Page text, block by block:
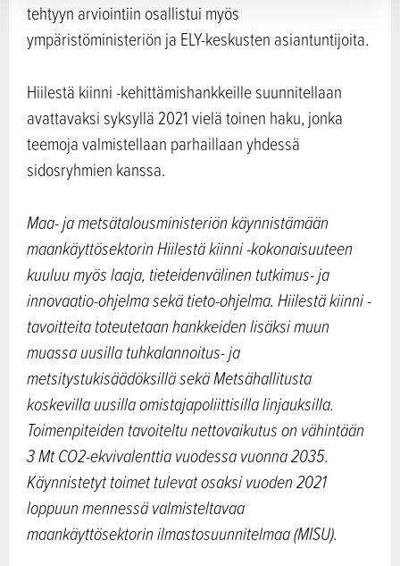
tehtyyn arviointiin osallistui myös
ympäristöministeriön ja ELY-keskusten asiantuntijoita.
Hiilestä kiinni -kehittämishankkeille suunnitellaan
avattavaksi syksyllä 2021 vielä toinen haku, jonka
teemoja valmistellaan parhaillaan yhdessä
sidosryhmien kanssa.
Maa- ja metsätalousministeriön käynnistämään
maankäyttösektorin Hiilestä kiinni -kokonaisuuteen
kuuluu myös laaja, tieteidenvälinen tutkimus- ja
innovaatio-ohjelma sekä tieto-ohjelma. Hiilestä kiinni -
tavoitteita toteutetaan hankkeiden lisäksi muun
muassa uusilla tuhkalannoitus- ja
metsitystukisäädöksillä sekä Metsähallitusta
koskevilla uusilla omistajapoliittisilla linjauksilla.
Toimenpiteiden tavoiteltu nettovaikutus on vähintään
3 Mt CO2-ekvivalenttia vuodessa vuonna 2035.
Käynnistetyt toimet tulevat osaksi vuoden 2021
loppuun mennessä valmisteltavaa
maankäyttösektorin ilmastosuunnitelmaa (MISU).